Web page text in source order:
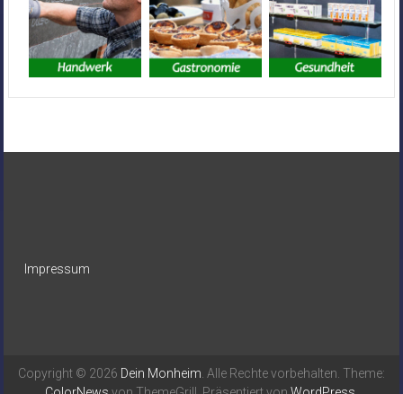
Impressum
Copyright © 2026 Dein Monheim . Alle Rechte vorbehalten. Theme: